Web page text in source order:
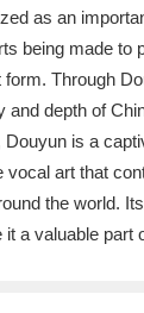
as an
being made to
Through
and depth of
is a
vocal art that
the world.
a valuable part